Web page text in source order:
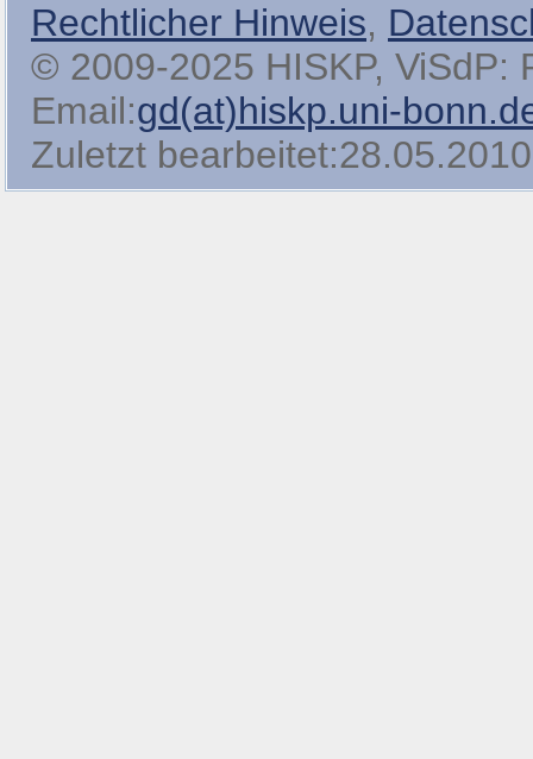
Rechtlicher Hinweis,
© 2009-2025 HISKP, ViSdP:
Email:gd(at)hiskp.uni-
Zuletzt